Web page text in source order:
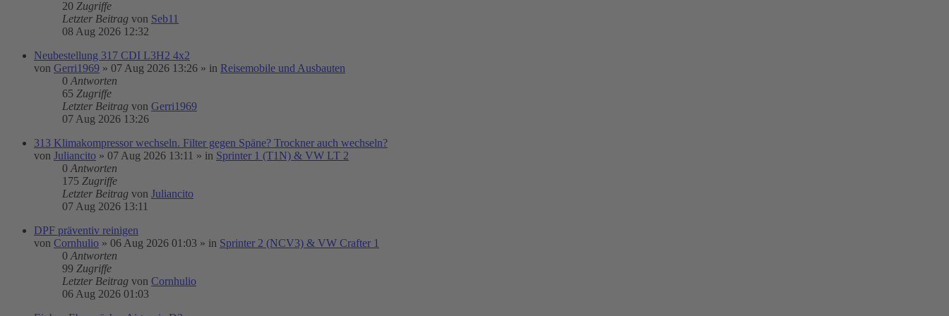
20 Zugriffe
Letzter Beitrag von Seb11
08 Aug 2026 12:32
Neubestellung 317 CDI L3H2 4x2
von Gerri1969 » 07 Aug 2026 13:26 » in Reisemobile und Ausbauten
0 Antworten
65 Zugriffe
Letzter Beitrag von Gerri1969
07 Aug 2026 13:26
313 Klimakompressor wechseln. Filter gegen Späne? Trockner auch wechseln?
von Juliancito » 07 Aug 2026 13:11 » in Sprinter 1 (T1N) & VW LT 2
0 Antworten
175 Zugriffe
Letzter Beitrag von Juliancito
07 Aug 2026 13:11
DPF präventiv reinigen
von Cornhulio » 06 Aug 2026 01:03 » in Sprinter 2 (NCV3) & VW Crafter 1
0 Antworten
99 Zugriffe
Letzter Beitrag von Cornhulio
06 Aug 2026 01:03